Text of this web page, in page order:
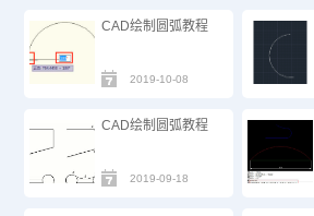
CAD绘制圆弧教程
2019-10-08
CAD绘制圆弧教程
2019-09-18